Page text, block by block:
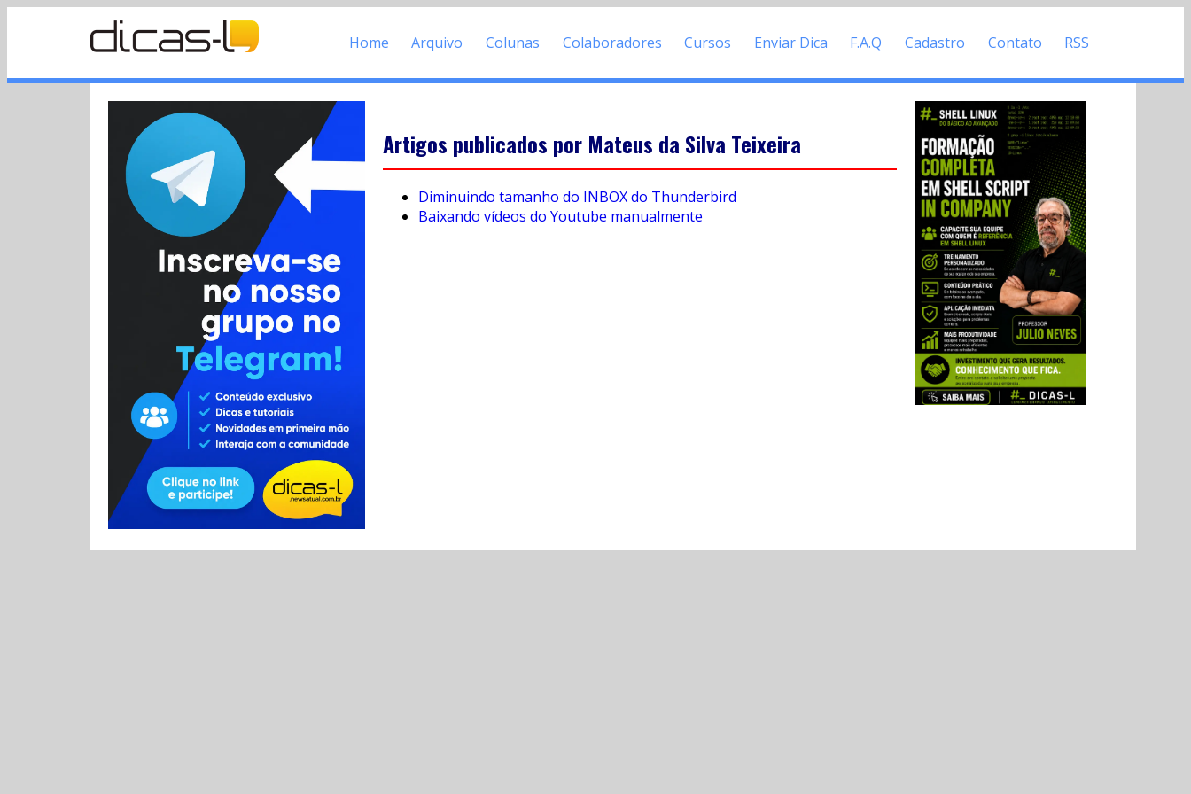
Home Arquivo Colunas Colaboradores Cursos Enviar Dica F.A.Q Cadastro Contato RSS
Artigos publicados por Mateus da Silva Teixeira
Diminuindo tamanho do INBOX do Thunderbird
Baixando vídeos do Youtube manualmente